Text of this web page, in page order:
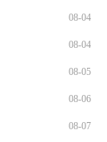
08-04
08-04
08-05
08-06
08-07